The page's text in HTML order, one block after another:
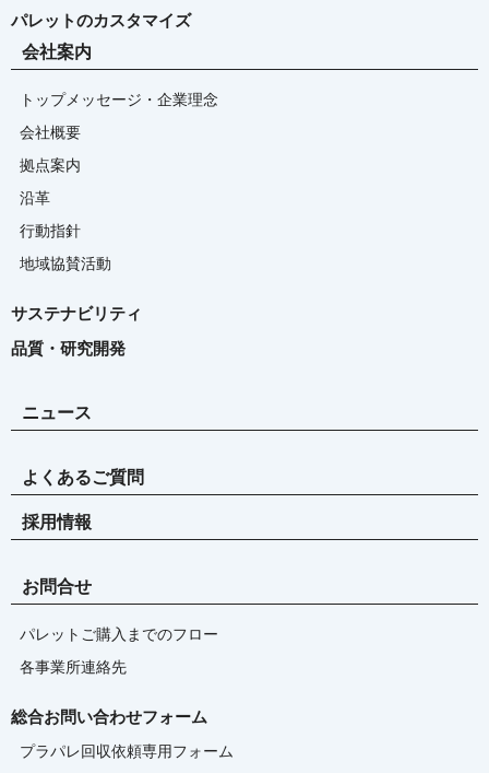
パレットのカスタマイズ
会社案内
トップメッセージ・企業理念
会社概要
拠点案内
沿革
行動指針
地域協賛活動
サステナビリティ
品質・研究開発
ニュース
よくあるご質問
採用情報
お問合せ
パレットご購入までのフロー
各事業所連絡先
総合お問い合わせフォーム
プラパレ回収依頼専用フォーム